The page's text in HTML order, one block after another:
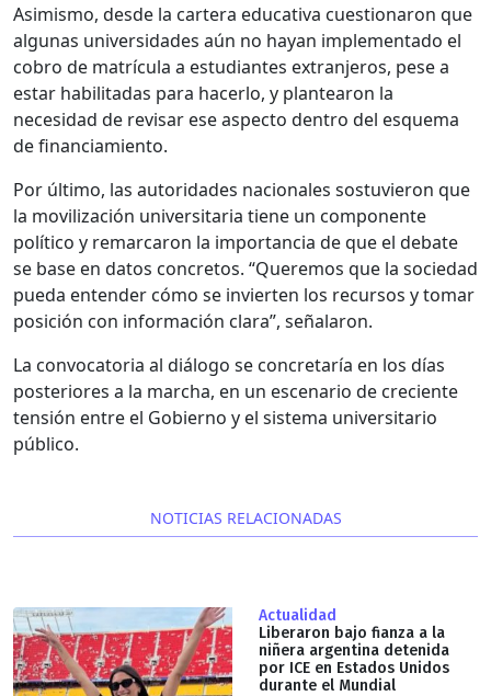
Asimismo, desde la cartera educativa cuestionaron que
algunas universidades aún no hayan implementado el
cobro de matrícula a estudiantes extranjeros, pese a
estar habilitadas para hacerlo, y plantearon la
necesidad de revisar ese aspecto dentro del esquema
de financiamiento.
Por último, las autoridades nacionales sostuvieron que
la movilización universitaria tiene un componente
político y remarcaron la importancia de que el debate
se base en datos concretos. “Queremos que la sociedad
pueda entender cómo se invierten los recursos y tomar
posición con información clara”, señalaron.
La convocatoria al diálogo se concretaría en los días
posteriores a la marcha, en un escenario de creciente
tensión entre el Gobierno y el sistema universitario
público.
NOTICIAS RELACIONADAS
Actualidad
Liberaron bajo fianza a la
niñera argentina detenida
por ICE en Estados Unidos
durante el Mundial